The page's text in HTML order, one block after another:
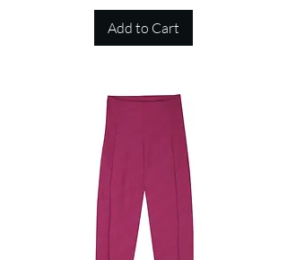
Add to Cart